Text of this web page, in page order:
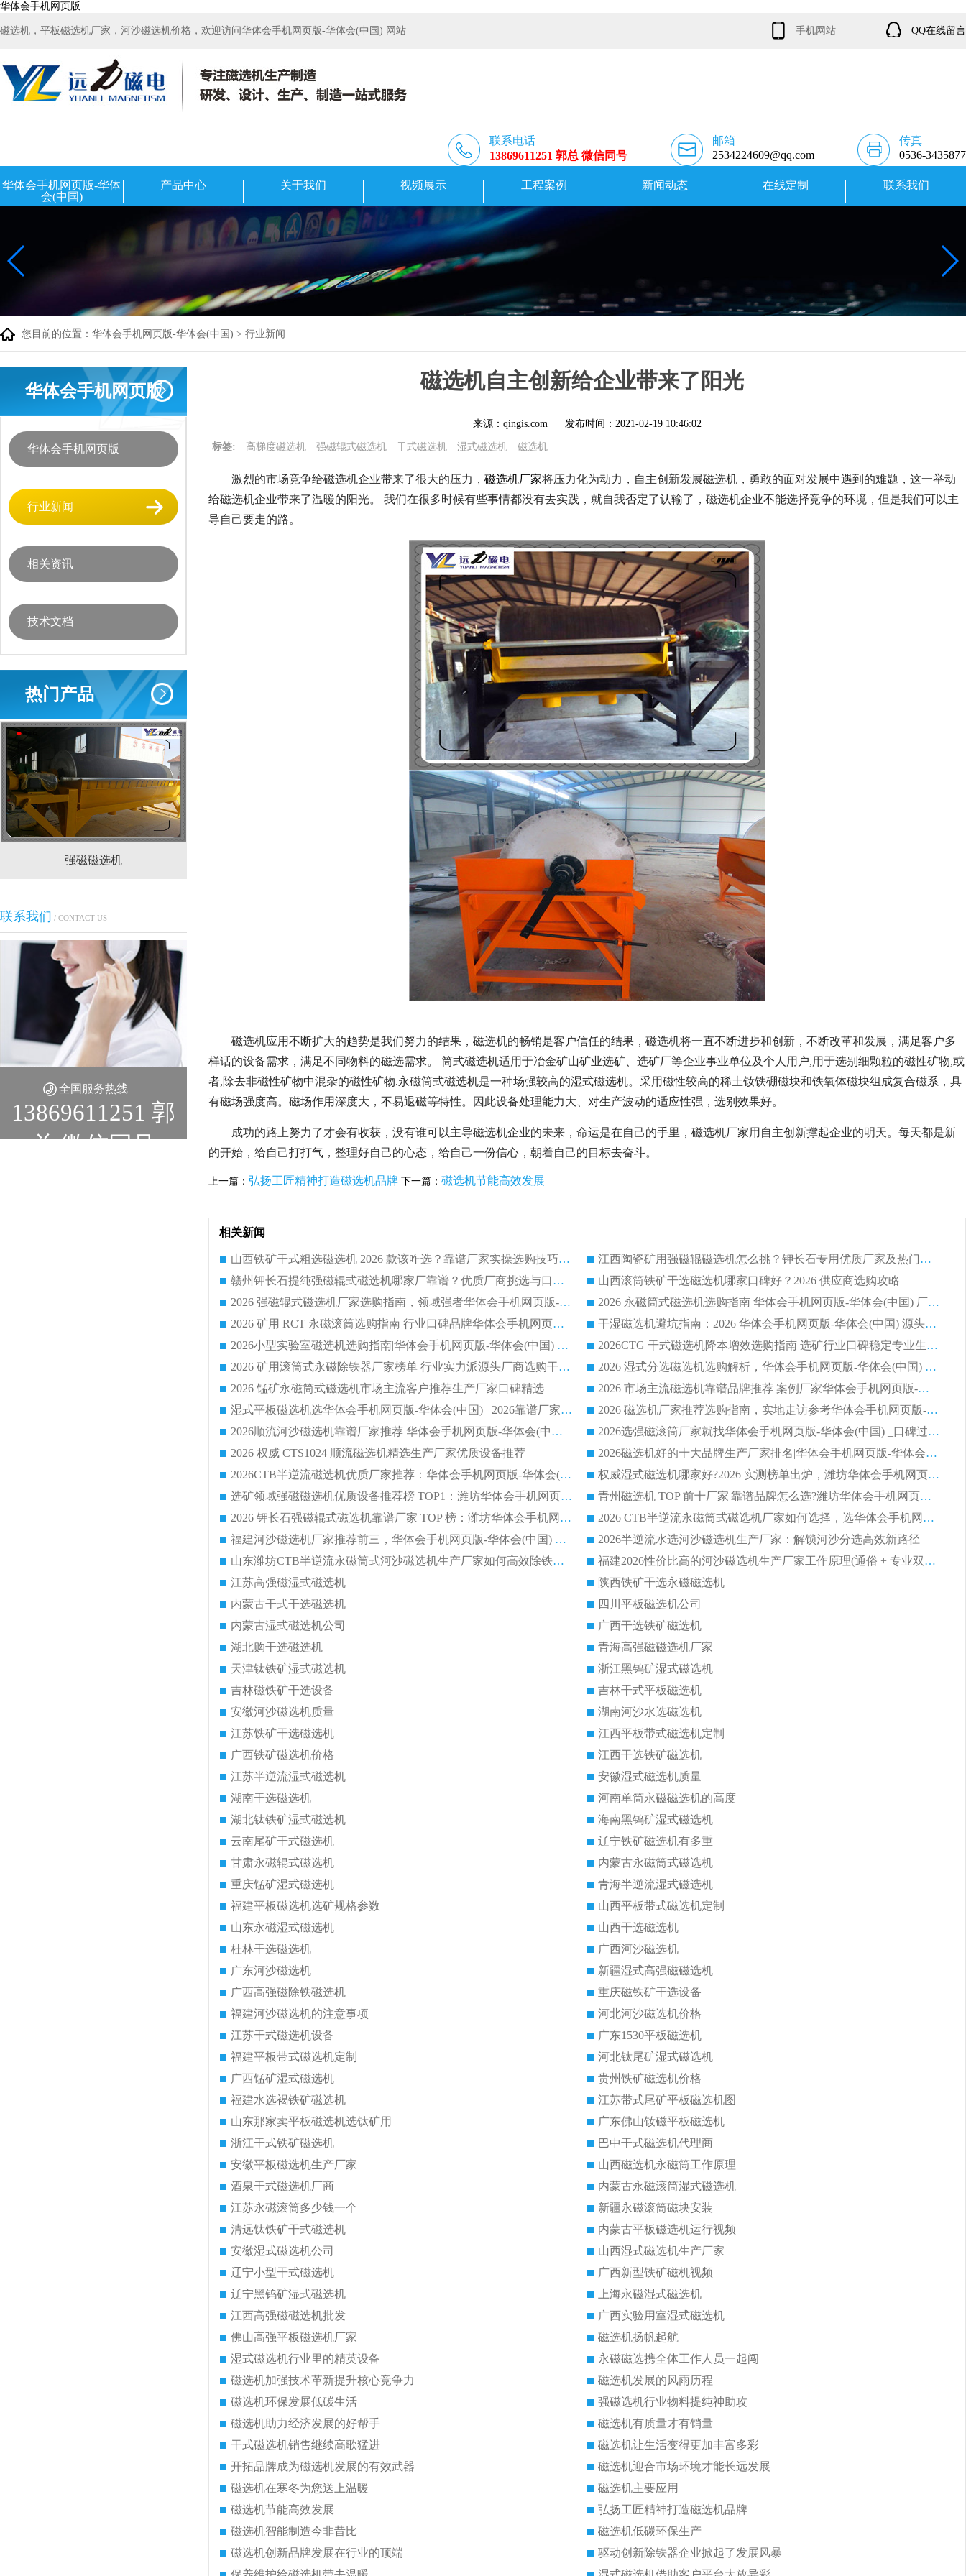
华体会手机网页版
磁选机，平板磁选机厂家，河沙磁选机价格，欢迎访问华体会手机网页版-华体会(中国) 网站 手机网站 QQ在线留言
联系电话
13869611251 郭总 微信同号
邮箱
2534224609@qq.com
传真
0536-3435877
华体会手机网页版-华体
会(中国)
产品中心 关于我们 视频展示 工程案例 新闻动态 在线定制 联系我们
您目前的位置： 华体会手机网页版-华体会(中国) > 行业新闻
华体会手机网页版
华体会手机网页版
行业新闻
相关资讯
技术文档
热门产品
强磁磁选机 稀土永磁辊式强磁选机 RCT系列全磁永磁滚筒
联系我们 / CONTACT US
全国服务热线
13869611251 郭
总 微信同号
磁选机自主创新给企业带来了阳光
来源：qingis.com 发布时间： 2021-02-19 10:46:02
标签: 高梯度磁选机 强磁辊式磁选机 干式磁选机 湿式磁选机 磁选机
激烈的市场竞争给磁选机企业带来了很大的压力， 磁选机厂家将压力化为动力，自主创新发展磁选机，勇敢的面对发展中遇到的难题，这一举动
给磁选机企业带来了温暖的阳光。 我们在很多时候有些事情都没有去实践，就自我否定了认输了，磁选机企业不能选择竞争的环境，但是我们可以主
导自己要走的路。
磁选机应用不断扩大的趋势是我们努力的结果，磁选机的畅销是客户信任的结果，磁选机将一直不断进步和创新，不断改革和发展，满足客户多
样话的设备需求，满足不同物料的磁选需求。 筒式磁选机适用于冶金矿山矿业选矿、选矿厂等企业事业单位及个人用户,用于选别细颗粒的磁性矿物,或
者,除去非磁性矿物中混杂的磁性矿物.永磁筒式磁选机是一种场强较高的湿式磁选机。采用磁性较高的稀土钕铁硼磁块和铁氧体磁块组成复合磁系，具
有磁场强度高。磁场作用深度大，不易退磁等特性。因此设备处理能力大、对生产波动的适应性强，选别效果好。
成功的路上努力了才会有收获，没有谁可以主导磁选机企业的未来，命运是在自己的手里，磁选机厂家用自主创新撑起企业的明天。每天都是新
的开始，给自己打打气，整理好自己的心态，给自己一份信心，朝着自己的目标去奋斗。
上一篇： 弘扬工匠精神打造磁选机品牌 下一篇： 磁选机节能高效发展
相关新闻
山西铁矿干式粗选磁选机 2026 款该咋选？靠谱厂家实操选购技巧有哪些
江西陶瓷矿用强磁辊磁选机怎么挑？钾长石专用优质厂家及热门品牌有哪些
赣州钾长石提纯强磁辊式磁选机哪家厂靠谱？优质厂商挑选与口碑品牌盘点
山西滚筒铁矿干选磁选机哪家口碑好？2026 供应商选购攻略
2026 强磁辊式磁选机厂家选购指南，领域强者华体会手机网页版-华体会(中国) 口碑案例全梳理
2026 永磁筒式磁选机选购指南 华体会手机网页版-华体会(中国) 厂家耐磨耐用 洛阳铁矿落地大量成熟案例
2026 矿用 RCT 永磁滚筒选购指南 行业口碑品牌华体会手机网页版-华体会(中国) 领域强者案例推荐
干湿磁选机避坑指南：2026 华体会手机网页版-华体会(中国) 源头厂家综合实力评测
2026小型实验室磁选机选购指南|华体会手机网页版-华体会(中国) 行业口碑良好品牌客户使用案例全分享
2026CTG 干式磁选机降本增效选购指南 选矿行业口碑稳定专业生产强者盘点
2026 矿用滚筒式永磁除铁器厂家榜单 行业实力派源头厂商选购干货指南
2026 湿式分选磁选机选购解析，华体会手机网页版-华体会(中国) 设备综合实力详解
2026 锰矿永磁筒式磁选机市场主流客户推荐生产厂家口碑精选
2026 市场主流磁选机靠谱品牌推荐 案例厂家华体会手机网页版-华体会(中国) 大众倾心之选
湿式平板磁选机选华体会手机网页版-华体会(中国) _2026靠谱厂家收获各地客户良好评价
2026 磁选机厂家推荐选购指南，实地走访参考华体会手机网页版-华体会(中国) 合作口碑表现
2026顺流河沙磁选机靠谱厂家推荐 华体会手机网页版-华体会(中国) 实力口碑精选
2026选强磁滚筒厂家就找华体会手机网页版-华体会(中国) _口碑过硬用料扎实_性价比优势突出
2026 权威 CTS1024 顺流磁选机精选生产厂家优质设备推荐
2026磁选机好的十大品牌生产厂家排名|华体会手机网页版-华体会(中国) 凭实力入磅
2026CTB半逆流磁选机优质厂家推荐：华体会手机网页版-华体会(中国) ，行业标杆生产厂家
权威湿式磁选机哪家好?2026 实测榜单出炉，潍坊华体会手机网页版-华体会(中国) 大厂实力领跑
选矿领域强磁磁选机优质设备推荐榜 TOP1：潍坊华体会手机网页版-华体会(中国) 凭实力出圈
青州磁选机 TOP 前十厂家|靠谱品牌怎么选?潍坊华体会手机网页版-华体会(中国) 实力出圈
2026 钾长石强磁辊式磁选机靠谱厂家 TOP 榜：潍坊华体会手机网页版-华体会(中国) 凭硬核实力领跑行业
2026 CTB半逆流永磁筒式磁选机厂家如何选择，选华体会手机网页版-华体会(中国) 原因，硬核实测不踩坑指南
福建河沙磁选机厂家推荐前三，华体会手机网页版-华体会(中国) 磁选机解锁资源利用新路径
2026半逆流水选河沙磁选机生产厂家：解锁河沙分选高效新路径
山东潍坊CTB半逆流永磁筒式河沙磁选机生产厂家如何高效除铁提纯
福建2026性价比高的河沙磁选机生产厂家工作原理(通俗 + 专业双版，适配产品文案/介绍使用)
江苏高强磁湿式磁选机
陕西铁矿干选永磁磁选机
内蒙古干式干选磁选机
四川平板磁选机公司
内蒙古湿式磁选机公司
广西干选铁矿磁选机
湖北购干选磁选机
青海高强磁磁选机厂家
天津钛铁矿湿式磁选机
浙江黑钨矿湿式磁选机
吉林磁铁矿干选设备
吉林干式平板磁选机
安徽河沙磁选机质量
湖南河沙水选磁选机
江苏铁矿干选磁选机
江西平板带式磁选机定制
广西铁矿磁选机价格
江西干选铁矿磁选机
江苏半逆流湿式磁选机
安徽湿式磁选机质量
湖南干选磁选机
河南单筒永磁磁选机的高度
湖北钛铁矿湿式磁选机
海南黑钨矿湿式磁选机
云南尾矿干式磁选机
辽宁铁矿磁选机有多重
甘肃永磁辊式磁选机
内蒙古永磁筒式磁选机
重庆锰矿湿式磁选机
青海半逆流湿式磁选机
福建平板磁选机选矿规格参数
山西平板带式磁选机定制
山东永磁湿式磁选机
山西干选磁选机
桂林干选磁选机
广西河沙磁选机
广东河沙磁选机
新疆湿式高强磁磁选机
广西高强磁除铁磁选机
重庆磁铁矿干选设备
福建河沙磁选机的注意事项
河北河沙磁选机价格
江苏干式磁选机设备
广东1530平板磁选机
福建平板带式磁选机定制
河北钛尾矿湿式磁选机
广西锰矿湿式磁选机
贵州铁矿磁选机价格
福建水选褐铁矿磁选机
江苏带式尾矿平板磁选机图
山东那家卖平板磁选机选钛矿用
广东佛山钕磁平板磁选机
浙江干式铁矿磁选机
巴中干式磁选机代理商
安徽平板磁选机生产厂家
山西磁选机永磁筒工作原理
酒泉干式磁选机厂商
内蒙古永磁滚筒湿式磁选机
江苏永磁滚筒多少钱一个
新疆永磁滚筒磁块安装
清远钛铁矿干式磁选机
内蒙古平板磁选机运行视频
安徽湿式磁选机公司
山西湿式磁选机生产厂家
辽宁小型干式磁选机
广西新型铁矿磁机视频
辽宁黑钨矿湿式磁选机
上海永磁湿式磁选机
江西高强磁磁选机批发
广西实验用室湿式磁选机
佛山高强平板磁选机厂家
磁选机扬帆起航
湿式磁选机行业里的精英设备
永磁磁选携全体工作人员一起闯
磁选机加强技术革新提升核心竞争力
磁选机发展的风雨历程
磁选机环保发展低碳生活
强磁选机行业物料提纯神助攻
磁选机助力经济发展的好帮手
磁选机有质量才有销量
干式磁选机销售继续高歌猛进
磁选机让生活变得更加丰富多彩
开拓品牌成为磁选机发展的有效武器
磁选机迎合市场环境才能长远发展
磁选机在寒冬为您送上温暖
磁选机主要应用
磁选机节能高效发展
弘扬工匠精神打造磁选机品牌
磁选机智能制造今非昔比
磁选机低碳环保生产
磁选机创新品牌发展在行业的顶端
驱动创新除铁器企业掀起了发展风暴